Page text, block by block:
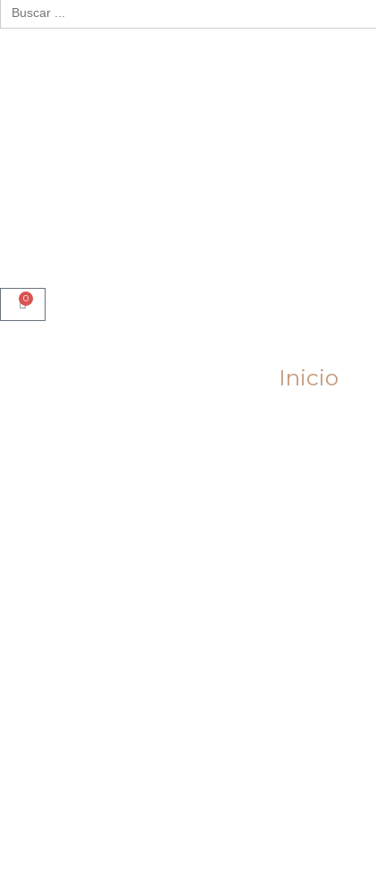
Buscar:
0
Cart
Inicio